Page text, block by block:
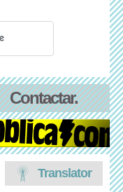
Contactar.
Translator